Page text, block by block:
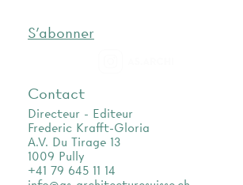
S'abonner
Contact
Directeur - Editeur
Frederic Krafft-Gloria
A.V. Du Tirage 13
1009 Pully
+41 79 645 11 14